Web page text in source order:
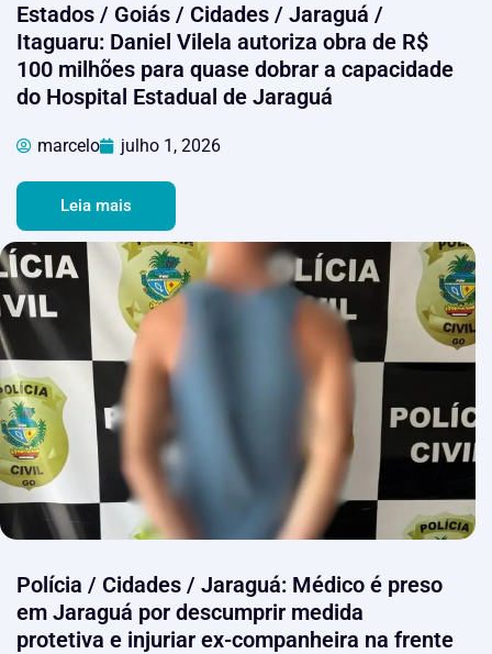
Estados / Goiás / Cidades / Jaraguá /
Itaguaru: Daniel Vilela autoriza obra de R$
100 milhões para quase dobrar a capacidade
do Hospital Estadual de Jaraguá
marcelo julho 1, 2026
Leia mais
Polícia / Cidades / Jaraguá: Médico é preso
em Jaraguá por descumprir medida
protetiva e injuriar ex-companheira na frente